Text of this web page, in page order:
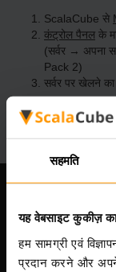
सहमति
यह वेबसाइट कुकीज़
हम सामग्री एवं
प्रदान करने और
ScalaCube से
कंट्रोल पैनल के
(सर्वर → अपना
Pack 2)
सर्वर पर खेलने